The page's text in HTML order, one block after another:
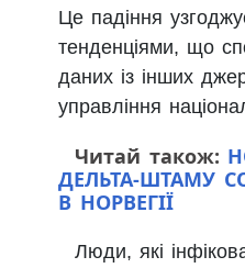
Це падіння
тенденціями, що
даних із інших
управління
Читай також:
ДЕЛЬТА-ШТАМУ
В НОРВЕГІЇ
Люди, які